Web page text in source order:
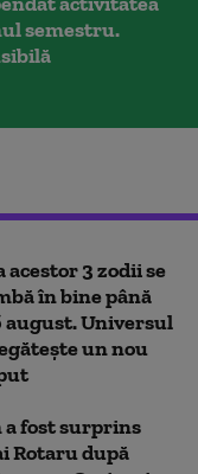
semestru.
acestor 3 zodii se
în bine până
august. Universul
un nou
a fost surprins
Rotaru după